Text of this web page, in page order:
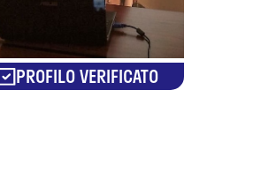
PROFILO VERIFICATO